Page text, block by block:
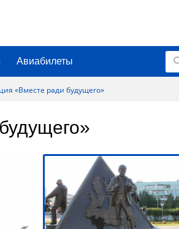
Авиабилеты
«Вместе ради будущего»